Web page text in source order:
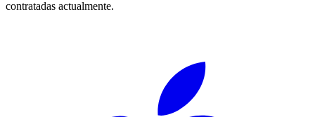
contratadas actualmente.